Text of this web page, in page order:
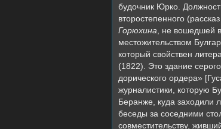
будочник Юрко.
второстепенного (рассказ
Горюхина , не вошедшей в
местожительством
который свойствен
(1822). Это здание
дорического ордера»
журналистики, которую
Беранже, куда заходили
беседы за соседними
совместительству,